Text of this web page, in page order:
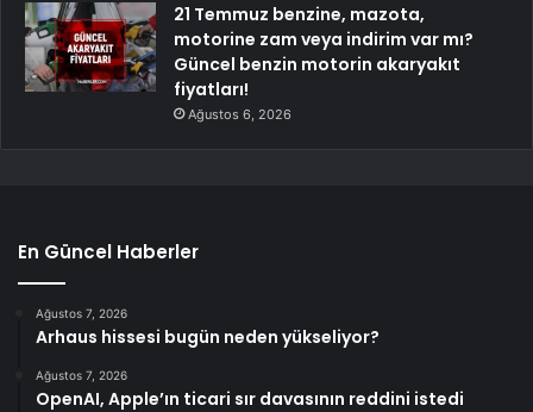
21 Temmuz benzine, mazota,
motorine zam veya indirim var mı?
Güncel benzin motorin akaryakıt
fiyatları!
Ağustos 6, 2026
En Güncel Haberler
Ağustos 7, 2026
Arhaus hissesi bugün neden yükseliyor?
Ağustos 7, 2026
OpenAI, Apple’ın ticari sır davasının reddini istedi